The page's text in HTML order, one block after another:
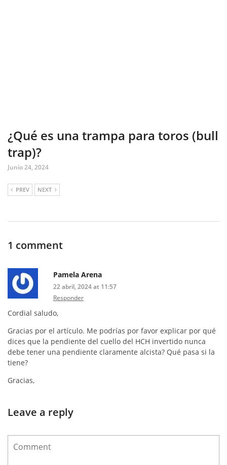
¿Qué es una trampa para toros (bull
trap)?
Junio 24, 2024
PREV NEXT
1 comment
Pamela Arena
22 abril, 2024 at 11:57
Responder
Cordial saludo,
Gracias por el artículo. Me podrías por favor explicar por qué
dices que la pendiente del cuello del HCH invertido nunca
debe tener una pendiente claramente alcista? Qué pasa si la
tiene?
Gracias,
Leave a reply